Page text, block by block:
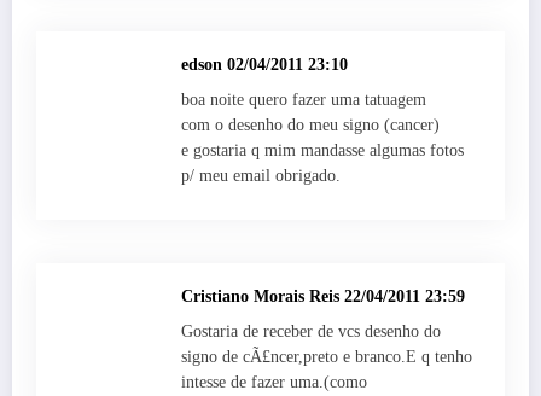
edson 02/04/2011 23:10
boa noite quero fazer uma tatuagem
com o desenho do meu signo (cancer)
e gostaria q mim mandasse algumas fotos
p/ meu email obrigado.
Cristiano Morais Reis 22/04/2011 23:59
Gostaria de receber de vcs desenho do
signo de cÃ£ncer,preto e branco.E q tenho
intesse de fazer uma.(como